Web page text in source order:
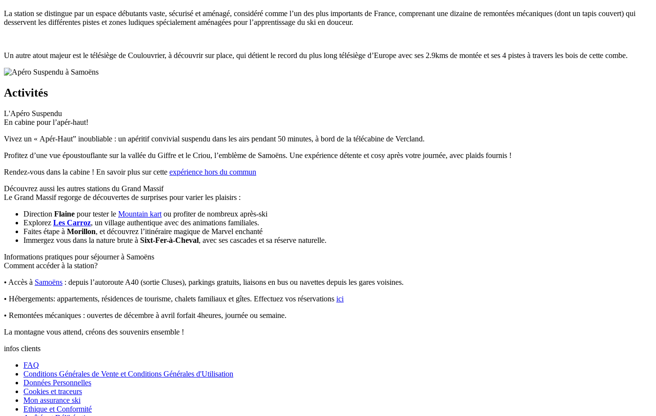
La station se distingue par un espace débutants vaste, sécurisé et aménagé, considéré comme l’un des plus importants de France, comprenant une dizaine de remontées mécaniques (dont un tapis couvert) qui
desservent les différentes pistes et zones ludiques spécialement aménagées pour l’apprentissage du ski en douceur.
Un autre atout majeur est le télésiège de Coulouvrier, à découvrir sur place, qui détient le record du plus long télésiège d’Europe avec ses 2.9kms de montée et ses 4 pistes à travers les bois de cette combe.
Activités
L'Apéro Suspendu
En cabine pour l’apér-haut!
Vivez un « Apér-Haut” inoubliable : un apéritif convivial suspendu dans les airs pendant 50 minutes, à bord de la télécabine de Vercland.
Profitez d’une vue époustouflante sur la vallée du Giffre et le Criou, l’emblème de Samoëns. Une expérience détente et cosy après votre journée, avec plaids fournis !
Rendez-vous dans la cabine ! En savoir plus sur cette expérience hors du commun
Découvrez aussi les autres stations du Grand Massif
Le Grand Massif regorge de découvertes de surprises pour varier les plaisirs :
Direction Flaine pour tester le Mountain kart ou profiter de nombreux après-ski
Explorez Les Carroz, un village authentique avec des animations familiales.
Faites étape à Morillon, et découvrez l’itinéraire magique de Marvel enchanté
Immergez vous dans la nature brute à Sixt-Fer-à-Cheval, avec ses cascades et sa réserve naturelle.
Informations pratiques pour séjourner à Samoëns
Comment accéder à la station?
• Accès à Samoëns : depuis l’autoroute A40 (sortie Cluses), parkings gratuits, liaisons en bus ou navettes depuis les gares voisines.
• Hébergements: appartements, résidences de tourisme, chalets familiaux et gîtes. Effectuez vos réservations ici
• Remontées mécaniques : ouvertes de décembre à avril forfait 4heures, journée ou semaine.
La montagne vous attend, créons des souvenirs ensemble !
infos clients
FAQ
Conditions Générales de Vente et Conditions Générales d'Utilisation
Données Personnelles
Cookies et traceurs
Mon assurance ski
Ethique et Conformité